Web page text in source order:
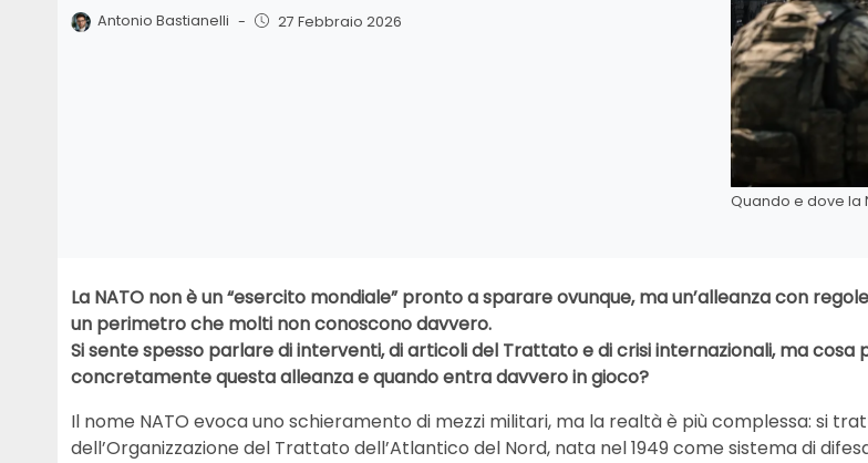
Antonio Bastianelli - 27 Febbraio 2026
Quando e dove la
La NATO non è un “esercito mondiale” pronto a sparare ovunque, ma un’alleanza con
un perimetro che molti non conoscono davvero.
Si sente spesso parlare di interventi, di articoli del Trattato e di crisi internazionali, ma cosa
concretamente questa alleanza e quando entra davvero in gioco?
Il nome NATO evoca uno schieramento di mezzi militari, ma la realtà è più complessa: si
dell’Organizzazione del Trattato dell’Atlantico del Nord, nata nel 1949 come sistema di